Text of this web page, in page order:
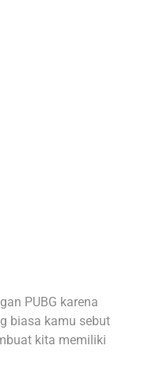
PUBG karena
biasa kamu sebut
kita memiliki